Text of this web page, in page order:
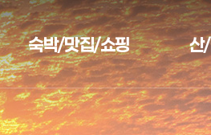
숙박/맛집/쇼핑 산